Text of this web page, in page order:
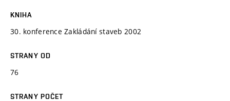
KNIHA
30. konference Zakládání staveb 2002
STRANY OD
76
STRANY POČET